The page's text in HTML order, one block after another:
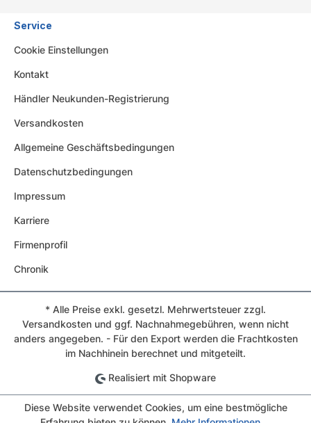
Service
Cookie Einstellungen
Kontakt
Händler Neukunden-Registrierung
Versandkosten
Allgemeine Geschäftsbedingungen
Datenschutzbedingungen
Impressum
Karriere
Firmenprofil
Chronik
* Alle Preise exkl. gesetzl. Mehrwertsteuer zzgl.
Versandkosten und ggf. Nachnahmegebühren, wenn nicht
anders angegeben. - Für den Export werden die Frachtkosten
im Nachhinein berechnet und mitgeteilt.
Realisiert mit Shopware
Diese Website verwendet Cookies, um eine bestmögliche